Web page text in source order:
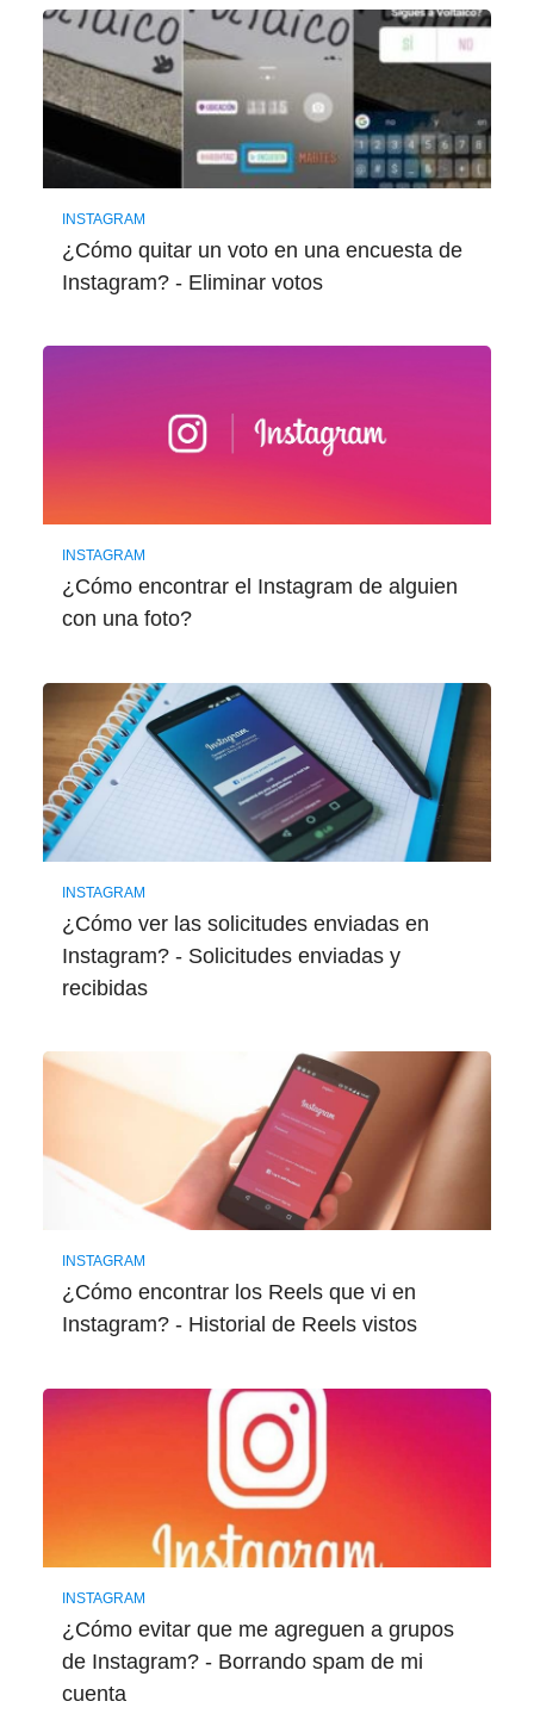
INSTAGRAM
¿Cómo quitar un voto en una encuesta de
Instagram? - Eliminar votos
INSTAGRAM
¿Cómo encontrar el Instagram de alguien
con una foto?
INSTAGRAM
¿Cómo ver las solicitudes enviadas en
Instagram? - Solicitudes enviadas y
recibidas
INSTAGRAM
¿Cómo encontrar los Reels que vi en
Instagram? - Historial de Reels vistos
INSTAGRAM
¿Cómo evitar que me agreguen a grupos
de Instagram? - Borrando spam de mi
cuenta